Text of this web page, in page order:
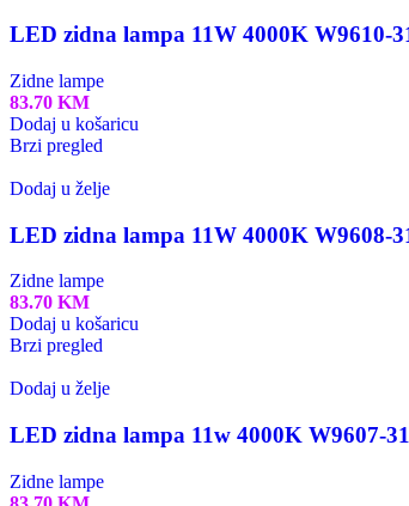
LED zidna lampa 11W 4000K W9610-
Zidne lampe
83.70 KM
Dodaj u košaricu
Brzi pregled
Dodaj u želje
LED zidna lampa 11W 4000K W9608-
Zidne lampe
83.70 KM
Dodaj u košaricu
Brzi pregled
Dodaj u želje
LED zidna lampa 11w 4000K W9607-31
Zidne lampe